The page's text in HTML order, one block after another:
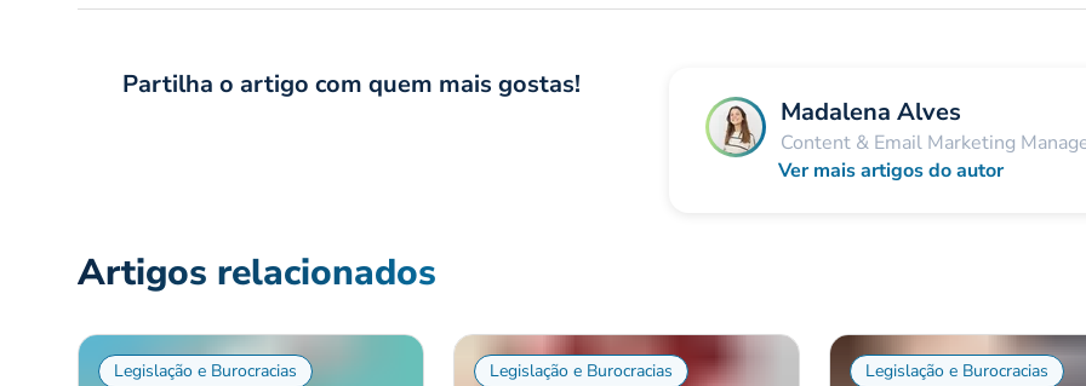
Partilha o artigo com quem mais gostas!
Madalena Alves
Content & Email Marketing
Ver mais artigos do autor
Artigos relacionados
Legislação e Burocracias Legislação e Burocracias Legislação e Burocracias